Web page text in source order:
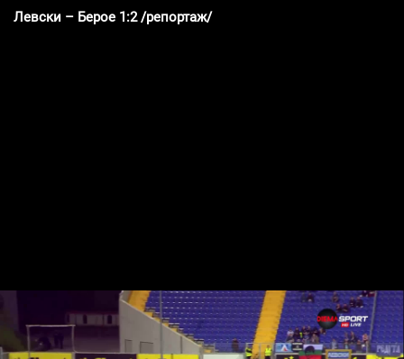
Левски – Берое 1:2 /репортаж/